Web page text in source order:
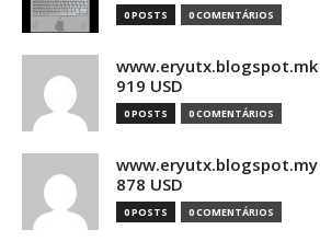
0 POSTS 0 COMENTÁRIOS
www.eryutx.blogspot.mk
919 USD
0 POSTS 0 COMENTÁRIOS
www.eryutx.blogspot.my
878 USD
0 POSTS 0 COMENTÁRIOS